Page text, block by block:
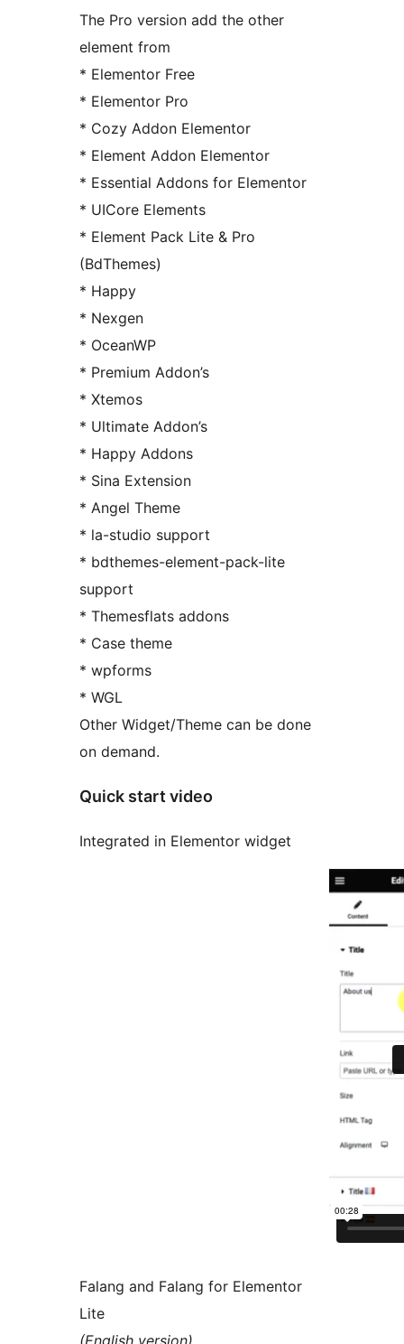
The Pro version add the other
element from
* Elementor Free
* Elementor Pro
* Cozy Addon Elementor
* Element Addon Elementor
* Essential Addons for Elementor
* UICore Elements
* Element Pack Lite & Pro
(BdThemes)
* Happy
* Nexgen
* OceanWP
* Premium Addon’s
* Xtemos
* Ultimate Addon’s
* Happy Addons
* Sina Extension
* Angel Theme
* la-studio support
* bdthemes-element-pack-lite
support
* Themesflats addons
* Case theme
* wpforms
* WGL
Other Widget/Theme can be done
on demand.
Quick start video
Integrated in Elementor widget
Falang and Falang for Elementor
Lite
(English version)